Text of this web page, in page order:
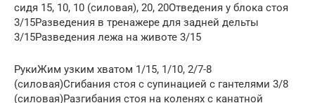
сидя 15, 10, 10 (силовая), 20, 20Отведения у блока стоя
3/15Разведения в тренажере для задней дельты
3/15Разведения лежа на животе 3/15
РукиЖим узким хватом 1/15, 1/10, 2/7-8
(силовая)Сгибания стоя с супинацией с гантелями 3/8
(силовая)Разгибания стоя на коленях с канатной